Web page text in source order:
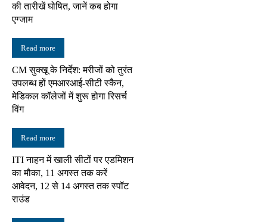
की तारीखें घोषित, जानें कब होगा
एग्जाम
Read more
CM सुक्खू के निर्देश: मरीजों को तुरंत
उपलब्ध हों एमआरआई-सीटी स्कैन,
मेडिकल कॉलेजों में शुरू होगा रिसर्च
विंग
Read more
ITI नाहन में खाली सीटों पर एडमिशन
का मौका, 11 अगस्त तक करें
आवेदन, 12 से 14 अगस्त तक स्पॉट
राउंड